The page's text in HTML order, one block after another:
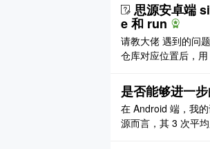
思源安卓端
e 和 run
请教大佬 遇到的问
仓库对应位置后，
是否能够进一
在 Android 端，我
源而言，其 3 次平